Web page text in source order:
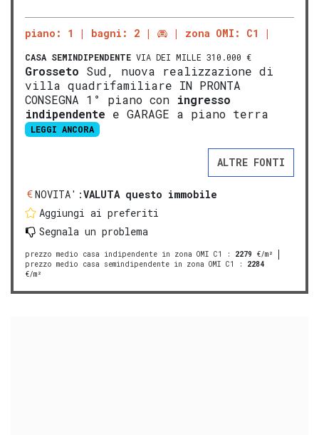
piano: 1 bagni: 2 zona OMI: C1
CASA SEMINDIPENDENTE VIA DEI MILLE 310.000 €
Grosseto Sud, nuova realizzazione di
villa quadrifamiliare IN PRONTA
CONSEGNA 1° piano con ingresso
indipendente e GARAGE a piano terra
LEGGI ANCORA
ALTRE FONTI
NOVITA':VALUTA questo immobile
Aggiungi ai preferiti
Segnala un problema
prezzo medio casa indipendente in zona OMI C1 : 2279 €/m²
prezzo medio casa semindipendente in zona OMI C1
: 2284
€/m²